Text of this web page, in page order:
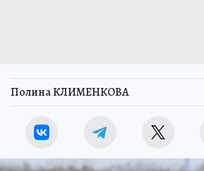
Полина КЛИМЕНКОВА